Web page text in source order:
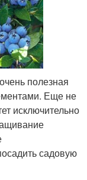
полезная
Еще не
исключительно
садовую